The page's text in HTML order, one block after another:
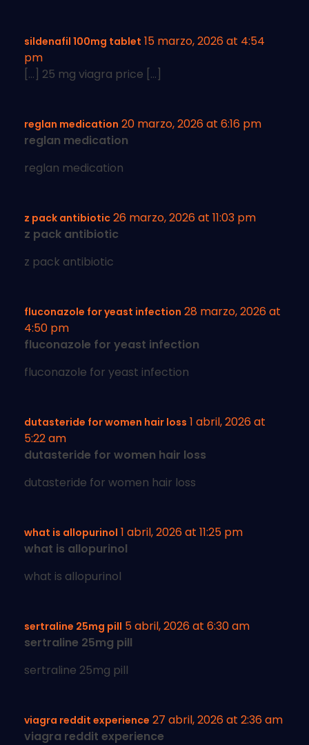
sildenafil 100mg tablet 15 marzo, 2026 at 4:54
pm
[…] 25 mg viagra price […]
reglan medication 20 marzo, 2026 at 6:16 pm
reglan medication
reglan medication
z pack antibiotic 26 marzo, 2026 at 11:03 pm
z pack antibiotic
z pack antibiotic
fluconazole for yeast infection 28 marzo, 2026 at
4:50 pm
fluconazole for yeast infection
fluconazole for yeast infection
dutasteride for women hair loss 1 abril, 2026 at
5:22 am
dutasteride for women hair loss
dutasteride for women hair loss
what is allopurinol 1 abril, 2026 at 11:25 pm
what is allopurinol
what is allopurinol
sertraline 25mg pill 5 abril, 2026 at 6:30 am
sertraline 25mg pill
sertraline 25mg pill
viagra reddit experience 27 abril, 2026 at 2:36 am
viagra reddit experience